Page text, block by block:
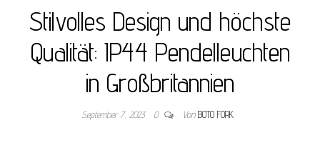
Stilvolles Design und höchste
Qualität: IP44 Pendelleuchten
in Großbritannien
September 7, 2023 0 Von BOTO FORK